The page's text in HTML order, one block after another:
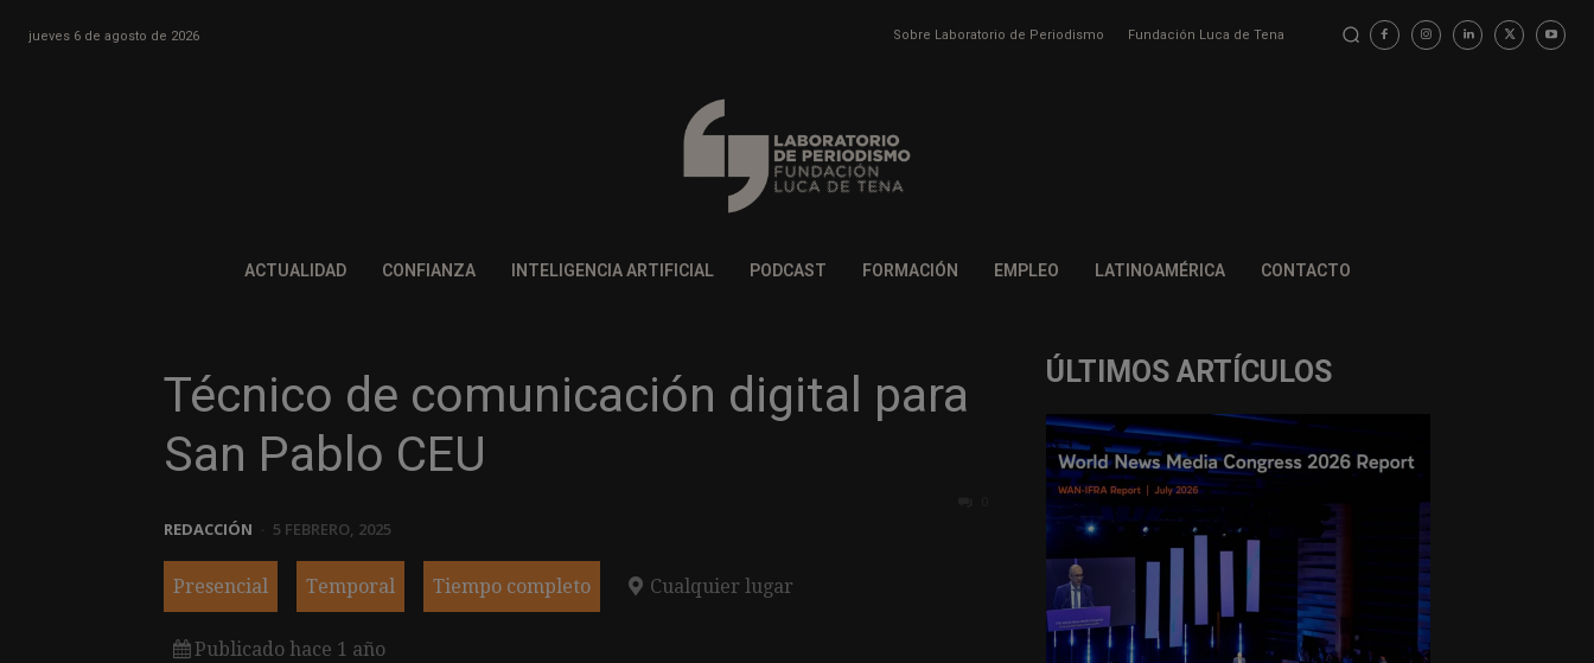
jueves 6 de agosto de 2026 Sobre Laboratorio de Periodismo Fundación Luca de Tena
ACTUALIDAD CONFIANZA INTELIGENCIA ARTIFICIAL PODCAST FORMACIÓN EMPLEO LATINOAMÉRICA CONTACTO
Técnico de comunicación digital para
San Pablo CEU
REDACCIÓN 5 FEBRERO, 2025
Presencial Temporal Tiempo completo Cualquier lugar
Publicado hace 1 año
ÚLTIMOS ARTÍCULOS